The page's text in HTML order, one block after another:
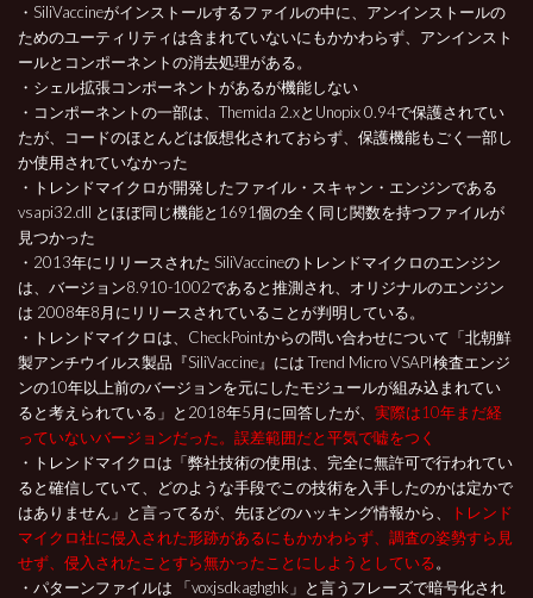
・SiliVaccineがインストールするファイルの中に、アンインストールの
ためのユーティリティは含まれていないにもかかわらず、アンインスト
ールとコンポーネントの消去処理がある。
・シェル拡張コンポーネントがあるが機能しない
・コンポーネントの一部は、Themida 2.xとUnopix 0.94で保護されてい
たが、コードのほとんどは仮想化されておらず、保護機能もごく一部し
か使用されていなかった
・トレンドマイクロが開発したファイル・スキャン・エンジンである
vsapi32.dll とほぼ同じ機能と1691個の全く同じ関数を持つファイルが
見つかった
・2013年にリリースされた SiliVaccineのトレンドマイクロのエンジン
は、バージョン8.910-1002であると推測され、オリジナルのエンジン
は 2008年8月にリリースされていることが判明している。
・トレンドマイクロは、CheckPointからの問い合わせについて「北朝鮮
製アンチウイルス製品『SiliVaccine』には Trend Micro VSAPI検査エンジ
ンの10年以上前のバージョンを元にしたモジュールが組み込まれてい
ると考えられている」と2018年5月に回答したが、 実際は10年まだ経
っていないバージョンだった。誤差範囲だと平気で嘘をつく
・トレンドマイクロは「弊社技術の使用は、完全に無許可で行われてい
ると確信していて、どのような手段でこの技術を入手したのかは定かで
はありません」と言ってるが、先ほどのハッキング情報から、
トレンド
マイクロ社に侵入された形跡があるにもかかわらず、調査の姿勢すら見
せず、侵入されたことすら無かったことにしようとしている。
・パターンファイルは 「voxjsdkaghghk」と言うフレーズで暗号化され